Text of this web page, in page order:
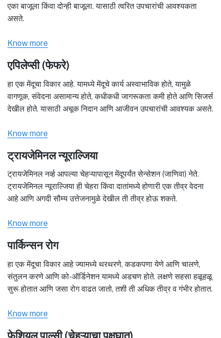
एका बाजूला किंवा दोन्ही बाजूला. यासाठी त्वरित उपचारांची आवश्यकता
असते.
Know more
एपिलेप्सी (फेफरे)
हा एक मेंदूचा विकार आहे. यामध्ये मेंदूचे कार्य अस्वाभाविक होते, यामुळे
वागणूक, संवेदना असामान्य होते, कधीकधी जागरूकता कमी होते आणि सिजर्स
देखील होते. यासाठी अचूक निदान आणि आजीवन उपचारांची आवश्यक असते.
Know more
ट्रायजेमिनल न्यूराल्जिया
ट्रायजेमिनल नर्व्ह आपल्या चेहऱ्यापासून मेंदूपर्यंत सेन्सेशन (जाणिवा) नेते.
ट्रायजेमिनल न्यूराल्जिया ही चेहरा किंवा दातांमध्ये होणारी एक तीव्र वेदना
आहे आणि अगदी सौम्य उत्तेजनामुळे देखील ती तीव्र होऊ शकते.
Know more
पार्किन्सन रोग
हा एक मेंदूचा विकार आहे ज्यामध्ये थरथरणे, कडकपणा येणे आणि चालणे,
संतुलन करणे आणि को-ऑर्डिनेशन यामध्ये अडचण होते. लक्षणे सहसा हळूहळू
सुरू होतात आणि जसा रोग वाढत जातो, तशी ती अधिक तीव्र व गंभीर होतात.
Know more